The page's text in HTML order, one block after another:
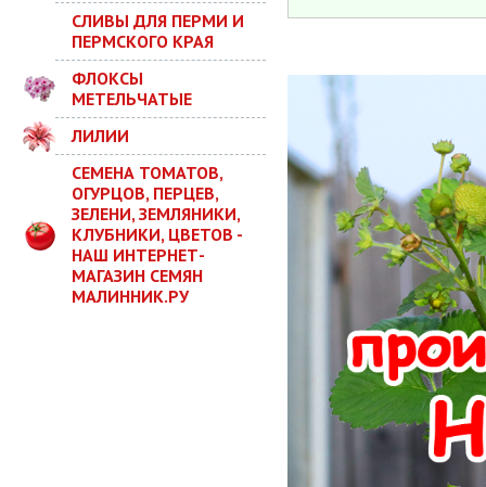
СЛИВЫ ДЛЯ ПЕРМИ И
ПЕРМСКОГО КРАЯ
ФЛОКСЫ
МЕТЕЛЬЧАТЫЕ
ЛИЛИИ
СЕМЕНА ТОМАТОВ,
ОГУРЦОВ, ПЕРЦЕВ,
ЗЕЛЕНИ, ЗЕМЛЯНИКИ,
КЛУБНИКИ, ЦВЕТОВ -
НАШ ИНТЕРНЕТ-
МАГАЗИН СЕМЯН
МАЛИННИК.РУ